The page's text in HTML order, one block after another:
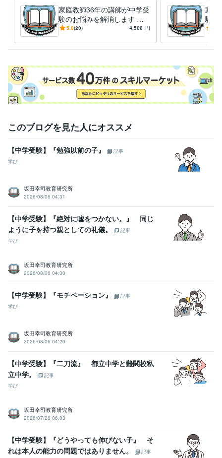
家庭教師36年の講師が中学受
験のお悩みを解消します 最
難関校対策から発達障害やグ
で対応
5.0(20) 4,500 円
家庭
験の
難関
で対
このブログを見た人にオススメ
【中学受験】『勉強以前の子』
記事
学び
坂田幸司教育研究所
2026/08/06 04:31
【中学受験】『絶対に嘘をつかない。』 同じ
ように子を持つ親としての礼儀。
記事
学び
坂田幸司教育研究所
2026/08/06 04:30
【中学受験】『モチベーション』
記事
学び
坂田幸司教育研究所
2026/08/06 04:29
【中学受験】『二刀流』 都立中学と難関校私
立中学。
記事
学び
坂田幸司教育研究所
2026/07/28 06:03
【中学受験】『どうやっても伸びない子』 そ
れは本人の能力の問題ではありません。
記事